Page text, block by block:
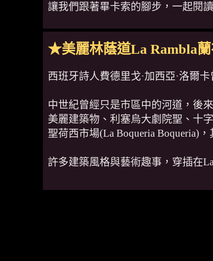
讓我們跟著畢卡索的腳步，一起閱
★美麗林蔭道La Rambla
西班牙詩人費德里戈·加西亞·洛爾
中世紀曾經只是市區中的河道，後
美麗建築物、利塞烏大劇院聖、十
聖荷西市場(La Boqueria Boqueria)
許多建築風格與藝術趣事，穿插在